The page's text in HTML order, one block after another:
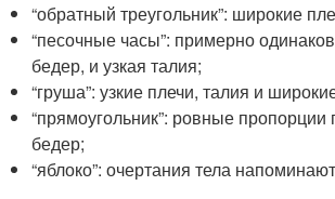
“обратный треугольник”: широкие
“песочные часы”: примерно
бедер, и узкая талия;
“груша”: узкие плечи, талия и
“прямоугольник”: ровные пропорции
бедер;
“яблоко”: очертания тела